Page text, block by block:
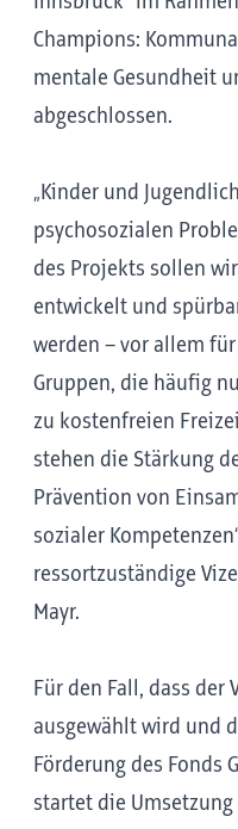
Champions:
mentale Gesundheit
abgeschlossen.
„Kinder und
psychosozialen
des Projekts sollen
entwickelt und
werden – vor allem
Gruppen, die häufig
zu kostenfreien
stehen die Stärkung
Prävention von
sozialer
ressortzuständige
Mayr.
Für den Fall, dass der
ausgewählt wird und
Förderung des Fonds
startet die